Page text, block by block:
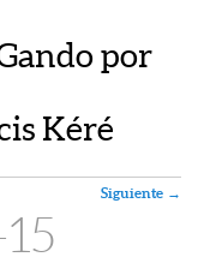
por
Kéré
Siguiente →